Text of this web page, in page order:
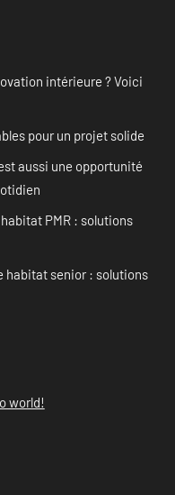
intérieure ? Voici
pour un projet solide
aussi une opportunité
PMR : solutions
habitat senior : solutions
world!